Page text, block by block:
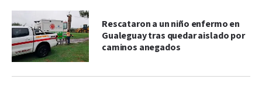
Rescataron a un niño enfermo en
Gualeguay tras quedar aislado por
caminos anegados